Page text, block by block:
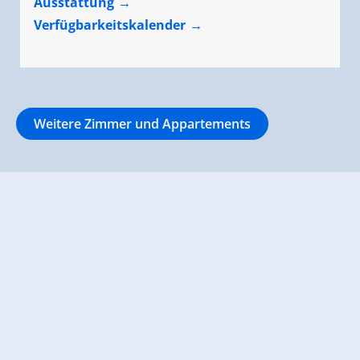
Verfügbarkeitskalender
Weitere Zimmer und Appartements